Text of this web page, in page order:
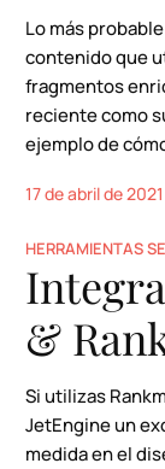
Lo más
contenido que
fragmentos
reciente como
ejemplo de
17 de abril de 2021
HERRAMIENTAS
&
Si utilizas
JetEngine un
medida en el